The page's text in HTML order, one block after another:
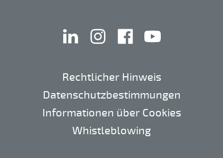
linkedin instagramfacebook
Rechtlicher Hinweis
Datenschutzbestimmungen
Informationen über Cookies
Whistleblowing